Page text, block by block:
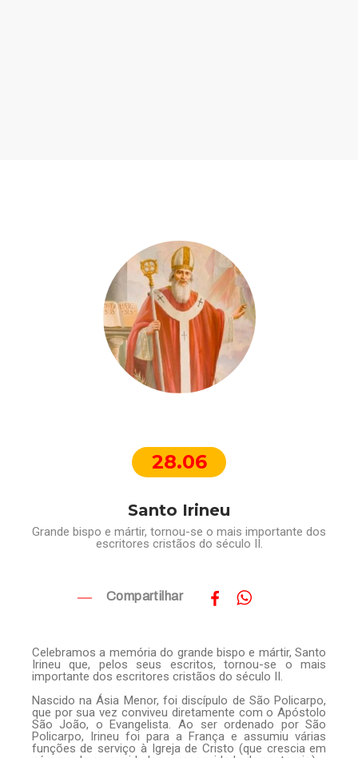
28.06
Santo Irineu
Grande bispo e mártir, tornou-se o mais importante dos
escritores cristãos do século II.
Compartilhar
Celebramos a memória do grande bispo e mártir, Santo
Irineu que, pelos seus escritos, tornou-se o mais
importante dos escritores cristãos do século II.
Nascido na Ásia Menor, foi discípulo de São Policarpo,
que por sua vez conviveu diretamente com o Apóstolo
São João, o Evangelista. Ao ser ordenado por São
Policarpo, Irineu foi para a França e assumiu várias
funções de serviço à Igreja de Cristo (que crescia em